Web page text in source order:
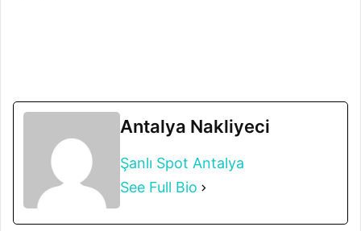
Antalya Nakliyeci
Şanlı Spot Antalya
See Full Bio